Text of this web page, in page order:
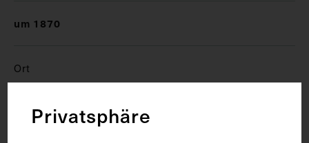
um 1870
Ort
WienPrivatsphäre